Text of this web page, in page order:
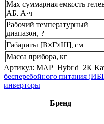
Max суммарная емкость
АБ, А·ч
Рабочий температурный
диапазон, ?
Габариты [В×Г×Ш], см
Масса прибора, кг
Артикул: MAP_Hybrid_2K
бесперебойного питания
инверторы
Бренд